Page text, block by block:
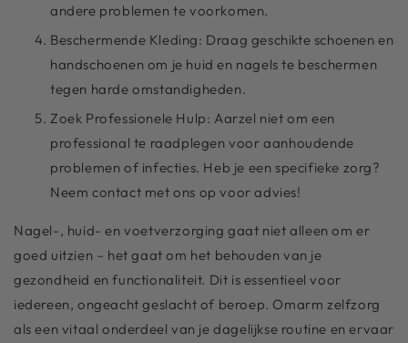
andere problemen te voorkomen.
Beschermende Kleding: Draag geschikte schoenen en
handschoenen om je huid en nagels te beschermen
tegen harde omstandigheden.
Zoek Professionele Hulp: Aarzel niet om een
professional te raadplegen voor aanhoudende
problemen of infecties. Heb je een specifieke zorg?
Neem contact met ons op voor advies!
Nagel-, huid- en voetverzorging gaat niet alleen om er
goed uitzien – het gaat om het behouden van je
gezondheid en functionaliteit. Dit is essentieel voor
iedereen, ongeacht geslacht of beroep. Omarm zelfzorg
als een vitaal onderdeel van je dagelijkse routine en ervaar